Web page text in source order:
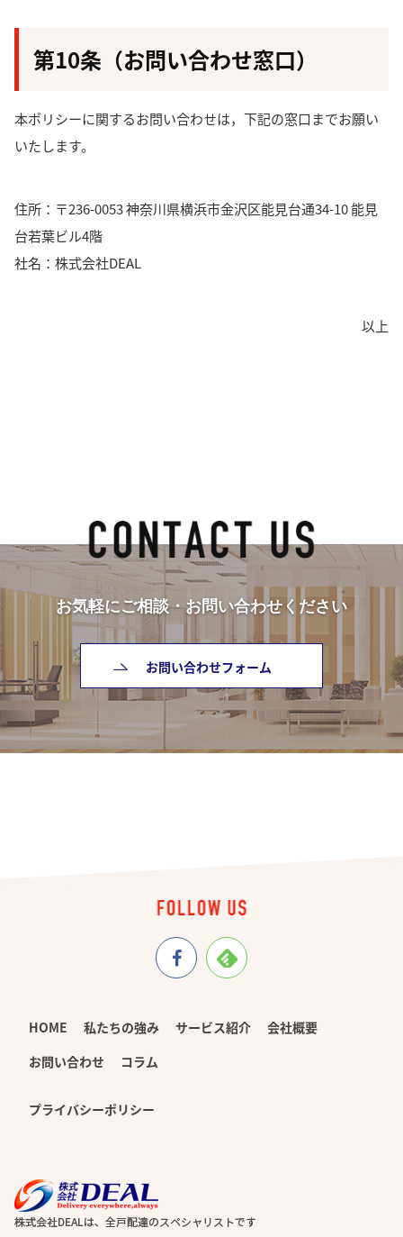
第10条（お問い合わせ窓口）
本ポリシーに関するお問い合わせは，下記の窓口までお願い
いたします。
住所： 〒236-0053 神奈川県横浜市金沢区能見台通34-10能見
台若葉ビル4階
社名：株式会社DEAL
以上
お気軽にご相談・お問い合わせください
お問い合わせフォーム
HOME 私たちの強み サービス紹介
会社概要
お問い合わせ
コラム
プライバシーポリシー